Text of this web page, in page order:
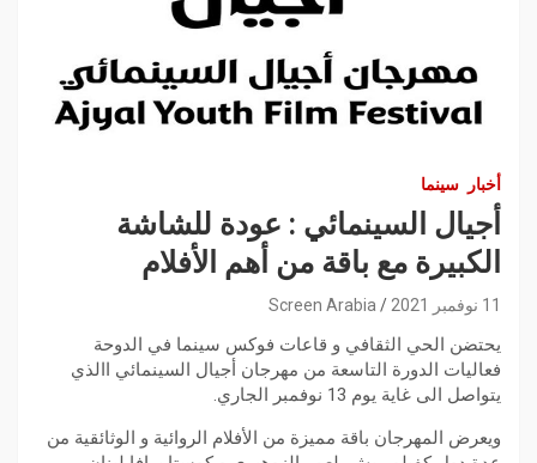
أخبار سينما
أجيال السينمائي : عودة للشاشة
الكبيرة مع باقة من أهم الأفلام
11 نوفمبر 2021 Screen Arabia
يحتضن الحي الثقافي و قاعات فوكس سينما في الدوحة
فعاليات الدورة التاسعة من مهرجان أجيال السينمائي االذي
يتواصل الى غاية يوم 13 نوفمبر الجاري.
ويعرض المهرجان باقة مميزة من الأفلام الروائية و الوثائقية من